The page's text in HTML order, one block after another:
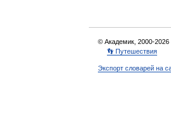
© Академик, 2000-2026
👣 Путешествия
Экспорт словарей на